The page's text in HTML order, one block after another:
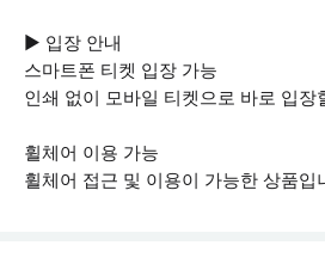
▶ 입장 안내
스마트폰 티켓 입장 가능
인쇄 없이 모바일 티켓으로 바로 입장
휠체어 이용 가능
휠체어 접근 및 이용이 가능한 상품입